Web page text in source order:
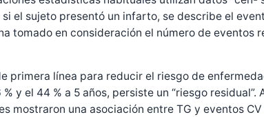
el sujeto presentó un infarto, se describe el
tomado en consideración el número de eventos
primera línea para reducir el riesgo de
y el 44 % a 5 años, persiste un “riesgo
una asociación entre TG y eventos